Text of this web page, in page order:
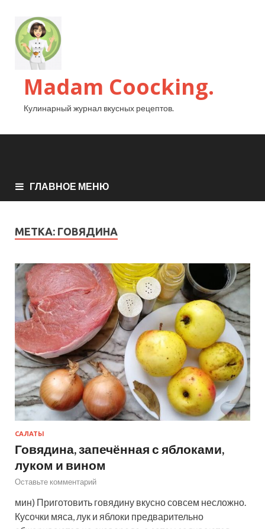
Madam Coocking.
Кулинарный журнал вкусных рецептов.
ГЛАВНОЕ МЕНЮ
МЕТКА: ГОВЯДИНА
САЛАТЫ
Говядина, запечённая с яблоками,
луком и вином
Оставьте комментарий
мин) Приготовить говядину вкусно совсем несложно.
Кусочки мяса, лук и яблоки предварительно